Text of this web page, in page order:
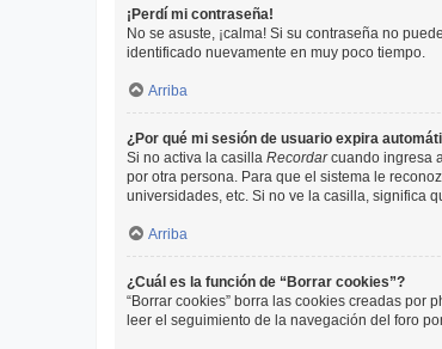
¡Perdí mi contraseña!
No se asuste, ¡calma! Si su contraseña no
identificado nuevamente en muy poco tiempo.
Arriba
¿Por qué mi sesión de usuario expira
Si no activa la casilla Recordarcuando ingresa
por otra persona. Para que el sistema le
universidades, etc. Si no ve la casilla, significa
Arriba
¿Cuál es la función de “Borrar cookies”?
“Borrar cookies” borra las cookies creadas por
leer el seguimiento de la navegación del foro